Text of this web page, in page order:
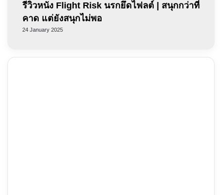
รีวิวหนัง Flight Risk นรกยึดไฟลต์ | สนุกกว่าที่
คาด แต่ยังสนุกไม่พอ
24 January 2025